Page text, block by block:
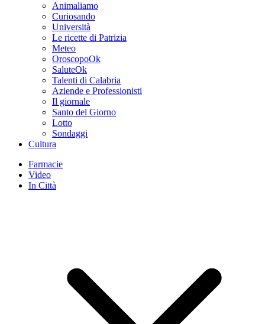
Animaliamo
Curiosando
Università
Le ricette di Patrizia
Meteo
OroscopoOk
SaluteOk
Talenti di Calabria
Aziende e Professionisti
Il giornale
Santo del Giorno
Lotto
Sondaggi
Cultura
Farmacie
Video
In Città